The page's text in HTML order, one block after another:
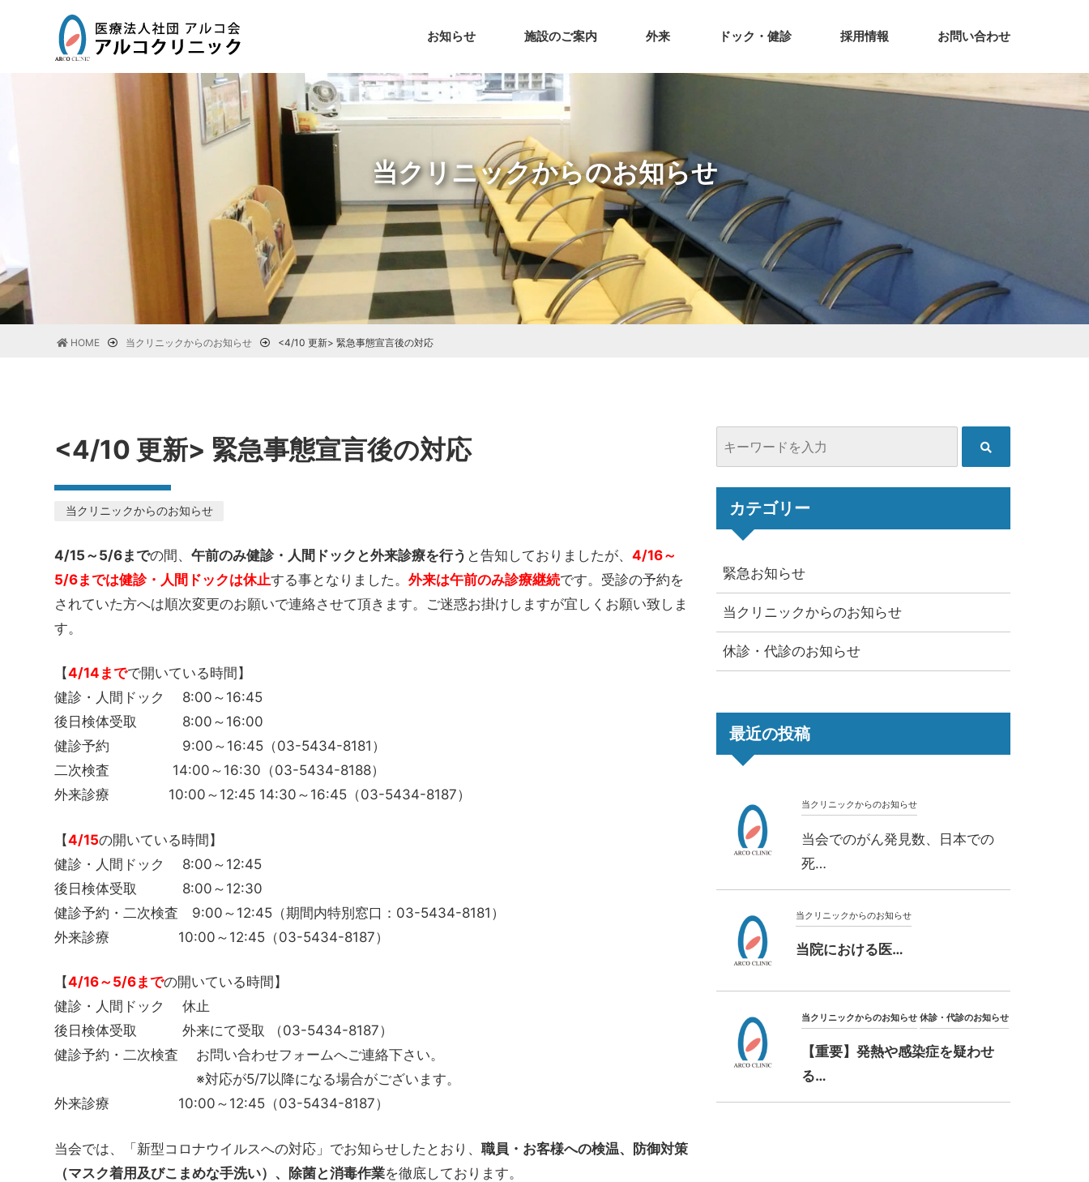
お知らせ 施設のご案内 外来 ドック・健診 採用情報 お問い合わせ
当クリニックからのお知らせ
HOME 当クリニックからのお知らせ <4/10 更新> 緊急事態宣言後の対応
<4/10 更新> 緊急事態宣言後の対応
当クリニックからのお知らせ
4/15～5/6までの間、午前のみ健診・人間ドックと外来診療を行う と告知しておりましたが、4/16～
5/6までは健診・人間ドックは休止する事となりました。外来は午前のみ診療継続です。受診の予約を
されていた方へは順次変更のお願いで連絡させて頂きます。ご迷惑お掛けしますが宜しくお願い致しま
す。
【4/14までで開いている時間】
健診・人間ドック 8:00～16:45
後日検体受取 8:00～16:00
健診予約 9:00～16:45（03-5434-8181）
二次検査 14:00～16:30（03-5434-8188）
外来診療 10:00～12:45 14:30～16:45（03-5434-8187）
【4/15の開いている時間】
健診・人間ドック 8:00～12:45
後日検体受取 8:00～12:30
健診予約・二次検査 9:00～12:45（期間内特別窓口：03-5434-8181）
外来診療 10:00～12:45（03-5434-8187）
【4/16～5/6までの開いている時間】
健診・人間ドック 休止
後日検体受取 外来にて受取 （03-5434-8187）
健診予約・二次検査 お問い合わせフォームへご連絡下さい。
※対応が5/7以降になる場合がございます。
外来診療 10:00～12:45（03-5434-8187）
当会では、「新型コロナウイルスへの対応」でお知らせしたとおり、職員・お客様への検温、防御対策
（マスク着用及びこまめな手洗い）、除菌と消毒作業を徹底しております。
カテゴリー
緊急お知らせ
当クリニックからのお知らせ
休診・代診のお知らせ
最近の投稿
当クリニックからのお知らせ
当会でのがん発見数、日本での
死…
当クリニックからのお知らせ
当院における医…
当クリニックからのお知らせ 休診・代診のお知らせ
【重要】発熱や感染症を疑わせ
る…